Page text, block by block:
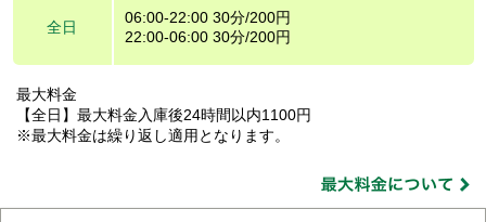
全日
06:00-22:00 30分/200円
22:00-06:00 30分/200円
最大料金
【全日】最大料金入庫後24時間以内1100円
※最大料金は繰り返し適用となります。